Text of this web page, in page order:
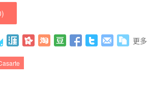
)
更多